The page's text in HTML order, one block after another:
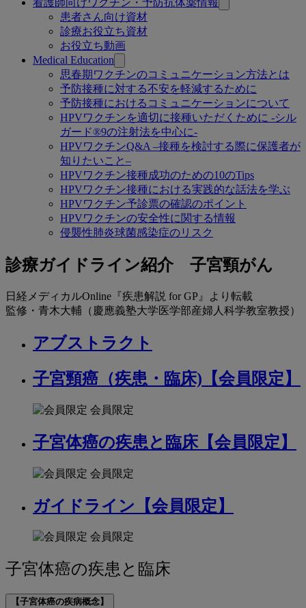
看護師向けワクチン・予防抗体薬情報
患者さん向け資材
診療お役立ち資材
お役立ち動画
Medical Education
思春期ワクチンのコミュニケーション方法とは
予防接種に対する不安を軽減するために
予防接種におけるコミュニケーションについて
HPVワクチンを適切に接種いただくために -シル
ガード®9の注射法を中心に-
HPVワクチンQ&A –接種を検討する際に保護者が
知りたいこと–
HPVワクチン接種成功のための10のTips
HPVワクチン接種における実践的な話法を学ぶ
HPVワクチン予診票の確認のポイント
HPVワクチンの安全性に関する情報
侵襲性肺炎球菌感染症のリスク
診
療
ガ
ん
診療ガイドライン紹介 子宮頸がん
日経メディカルOnline『疾患解説 for GP』より転載
監修・青木大輔（慶應義塾大学医学部産婦人科学教室教授）
アブストラクト
子宮頸癌（疾患・臨床)【会員限定】
会員限定
子宮体癌の疾患と臨床【会員限定】
会員限定
ガイドライン【会員限定】
会員限定
子宮体癌の疾患と臨床
【子宮体癌の疾病概念】